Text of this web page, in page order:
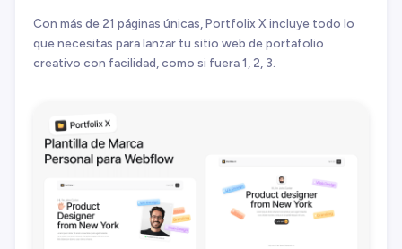
Con más de 21 páginas únicas, Portfolix X incluye todo lo
que necesitas para lanzar tu sitio web de portafolio
creativo con facilidad, como si fuera 1, 2, 3.